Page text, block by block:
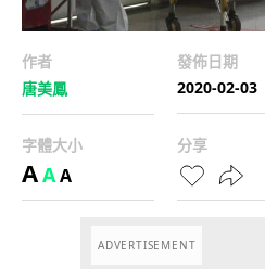
作者
唐美鳳
發佈日期
2020-02-03
字體大小
AAA
分享
ADVERTISEMENT